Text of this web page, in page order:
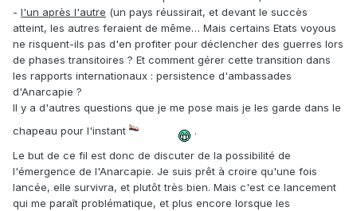
- l'un après l'autre (un pays réussirait, et devant le succès
atteint, les autres feraient de même… Mais certains Etats voyous
ne risquent-ils pas d'en profiter pour déclencher des guerres lors
de phases transitoires ? Et comment gérer cette transition dans
les rapports internationaux : persistence d'ambassades
d'Anarcapie ?
Il y a d'autres questions que je me pose mais je les garde dans le
chapeau pour l'instant
.
Le but de ce fil est donc de discuter de la possibilité de
l'émergence de l'Anarcapie. Je suis prêt à croire qu'une fois
lancée, elle survivra, et plutôt très bien. Mais c'est ce lancement
qui me paraît problématique, et plus encore lorsque les